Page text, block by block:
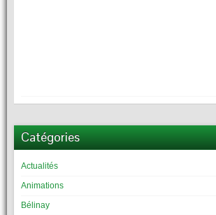
Catégories
Actualités
Animations
Bélinay